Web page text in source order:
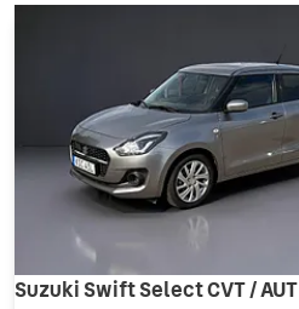
Suzuki Swift Select CVT / AUT